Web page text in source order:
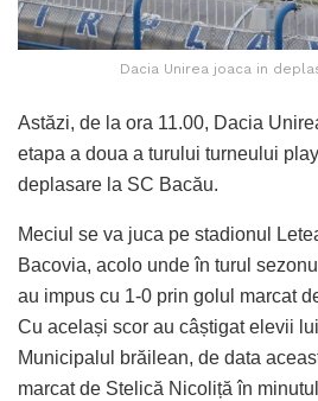
Dacia Unirea joaca in
Astăzi, de la ora 11.00, Dacia
etapa a doua a turului turneului
deplasare la SC Bacău.
Meciul se va juca pe stadionul
Bacovia, acolo unde în turul
au impus cu 1-0 prin golul marcat
Cu același scor au câștigat elevii
Municipalul brăilean, de data
marcat de Stelică Nicoliță în